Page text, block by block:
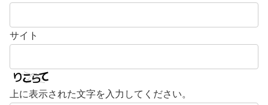
サイト
上に表示された文字を入力してください。